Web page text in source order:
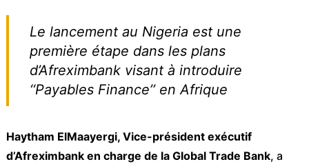
Le lancement au Nigeria est une
première étape dans les plans
d’Afreximbank visant à introduire
‘‘Payables Finance’’ en Afrique
Haytham ElMaayergi, Vice-président exécutif
d’Afreximbank en charge de la Global Trade Bank, a